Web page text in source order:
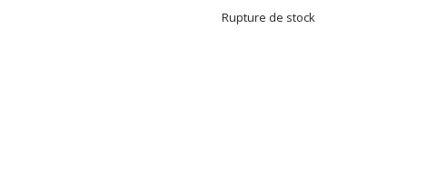
Rupture de stock